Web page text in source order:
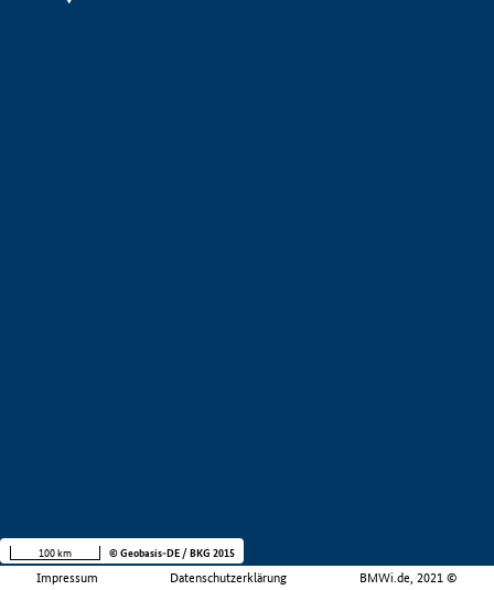
Impressum Datenschutzerklärung BMWi.de, 2021 ©
100 km © Geobasis-DE / BKG 2015